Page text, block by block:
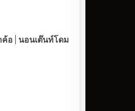
อ | นอนเต๊นท์โดม